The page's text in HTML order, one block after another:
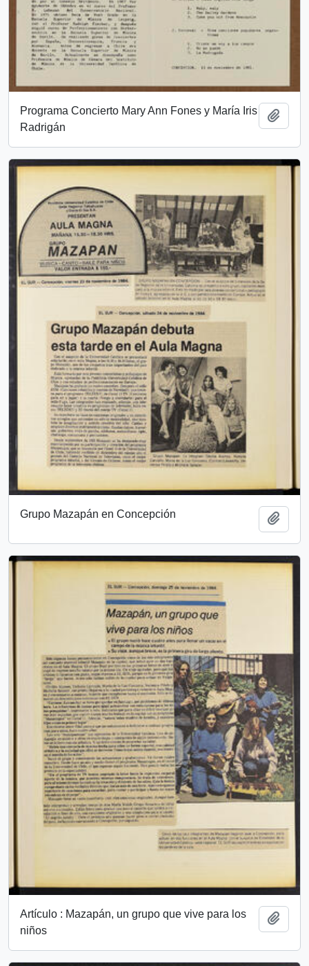
Programa Concierto Mary Ann Fones y María Iris
Radrigán
Grupo Mazapán en Concepción
Artículo : Mazapán, un grupo que vive para los
niños